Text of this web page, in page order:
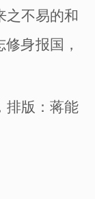
之不易的和
身报国，
排版：蒋能